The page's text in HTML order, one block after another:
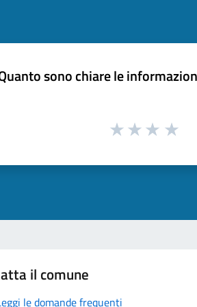
sono chiare le
il comune
le domande frequenti